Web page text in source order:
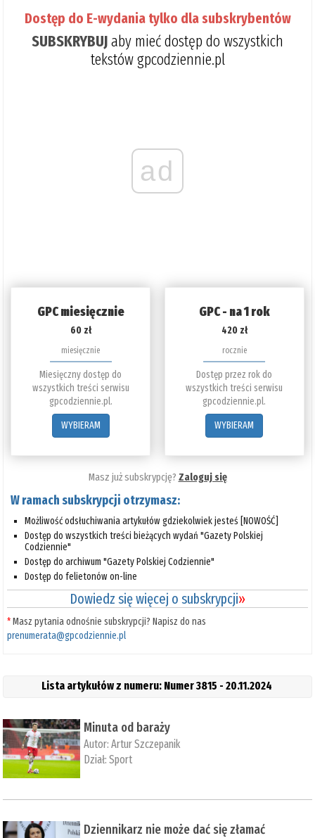
Dostęp do E-wydania tylko dla subskrybentów
SUBSKRYBUJaby mieć dostęp do wszystkich
tekstów gpcodziennie.pl
ad
GPC miesięcznie
60 zł
miesięcznie
Miesięczny dostęp do
wszystkich treści serwisu
gpcodziennie.pl.
WYBIERAM
GPC - na 1 rok
420 zł
rocznie
Dostęp przez rok do
wszystkich treści serwisu
gpcodziennie.pl.
WYBIERAM
Masz już subskrypcję? Zaloguj się
W ramach subskrypcji otrzymasz:
Możliwość odsłuchiwania artykułów gdziekolwiek jesteś [NOWOŚĆ]
Dostęp do wszystkich treści bieżących wydań "Gazety Polskiej
Codziennie"
Dostęp do archiwum "Gazety Polskiej Codziennie"
Dostęp do felietonów on-line
Dowiedz się więcej o subskrypcji»
*Masz pytania odnośnie subskrypcji? Napisz do nas
prenumerata@gpcodziennie.pl
Lista artykułów z numeru: Numer 3815 - 20.11.2024
Minuta od baraży
Autor:Artur Szczepanik
Dział:Sport
Dziennikarz nie może dać się złamać